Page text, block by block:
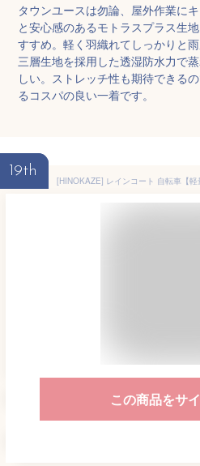
タウンユースは勿論、屋外作業に
と安心感のあるモトラスプラス生
すすめ。軽く羽織れてしっかりと
三層生地を採用した透湿防水力で
しい。ストレッチ性も期待できる
るコスパの良い一着です。
19th
この商品をサ